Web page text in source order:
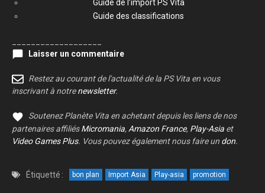
Guide de l’import PS Vita
Guide des classifications
Laisser un commentaire
Restez au courant de l'actualité de la PS Vita en vous
inscrivant à notrenewsletter.
Soutenez Planète Vita en achetant depuis les liens de nos
partenaires affiliésMicromania, Amazon France, Play-Asia et
Video Games Plus. Vous pouvez également nous faire un don.
Étiquetté : bon plan Import Asia Play-asia promotion